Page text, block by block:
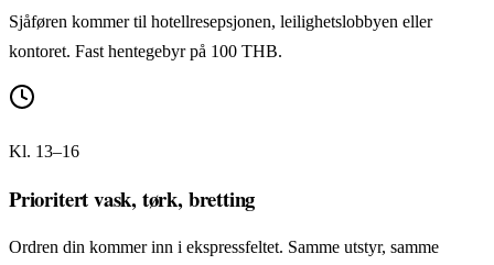
Sjåføren kommer til hotellresepsjonen, leilighetslobbyen eller
kontoret. Fast hentegebyr på 100 THB.
Kl. 13–16
Prioritert vask, tørk, bretting
Ordren din kommer inn i ekspressfeltet. Samme utstyr, samme